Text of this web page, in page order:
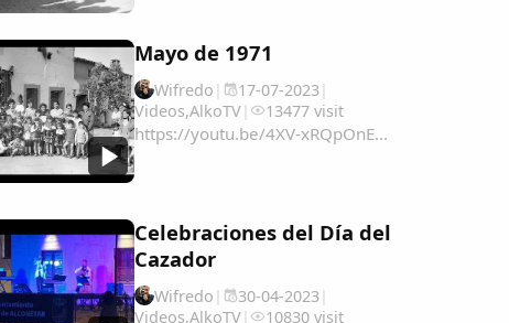
Mayo de 1971
Wifredo | 17-07-2023|
Videos,AlkoTV| 13477 visit
https://youtu.be/4XV-xRQpOnE...
Celebraciones del Día del
Cazador
Wifredo | 30-04-2023|
Videos,AlkoTV| 10830 visit